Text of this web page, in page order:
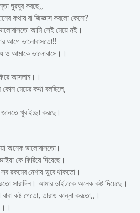
ঘুরঘুর করছে,,
কথায় বা জিজ্ঞাস করলো কেনো?
আমি সেই মেয়ে নই।
আগে ভালোবাসতো!!
ও আমাকে ভালোবাসে।।
আসলাম।।
মেয়ের কথা বলছিলে,
জানতে খুব ইচ্ছা করছে।
অনেক ভালোবাসতো।
কে ফিরিয়ে দিয়েছে।
সব রকমের নেশায় ডুবে থাকতো।
সারাদিন। আমার ভাইটাকে অনেক কষ্ট দিয়েছে।
কষ্ট পেতো, তারাও কান্না করতো,,।